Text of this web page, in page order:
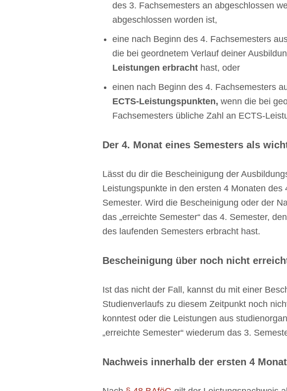
des 3. Fachsemesters an abgeschlossen
abgeschlossen worden ist,
eine nach Beginn des 4. Fachsemesters
die bei geordnetem Verlauf deiner
Leistungen erbracht hast, oder
einen nach Beginn des 4. Fachsemesters
ECTS-Leistungspunkten, wenn die bei
Fachsemesters übliche Zahl an ECTS-
Der 4. Monat eines Semesters als
Lässt du dir die Bescheinigung der
Leistungspunkte in den ersten 4 Monaten des
Semester. Wird die Bescheinigung oder der
das „erreichte Semester“ das 4. Semester,
des laufenden Semesters erbracht hast.
Bescheinigung über noch nicht
Ist das nicht der Fall, kannst du mit einer
Studienverlaufs zu diesem Zeitpunkt noch
konntest oder die Leistungen aus
„erreichte Semester“ wiederum das 3.
Nachweis innerhalb der ersten 4